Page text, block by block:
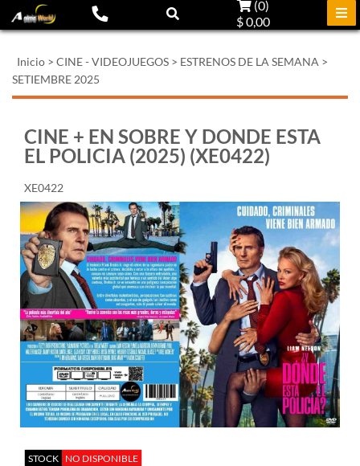
(0)
$ 0,00
Inicio > CINE - VIDEOJUEGOS > ESTRENOS DE LA SEMANA >
SETIEMBRE 2025
CINE + EN SOBRE Y DONDE ESTA
EL POLICIA (2025) (XE0422)
XE0422
STOCK NO DISPONIBLE